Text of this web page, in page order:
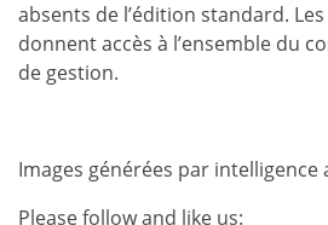
absents de l’édition standard.
donnent accès à l’ensemble du
de gestion.
Images générées par intelligence
Please follow and like us: